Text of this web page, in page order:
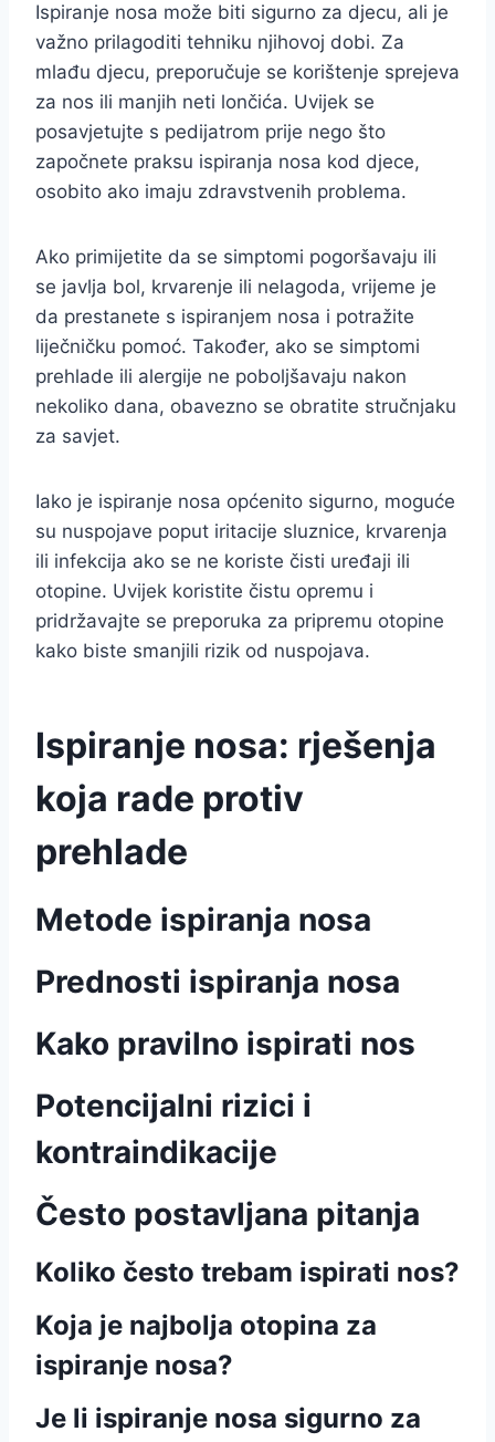
Ispiranje nosa može biti sigurno za djecu, ali je
važno prilagoditi tehniku njihovoj dobi. Za
mlađu djecu, preporučuje se korištenje sprejeva
za nos ili manjih neti lončića. Uvijek se
posavjetujte s pedijatrom prije nego što
započnete praksu ispiranja nosa kod djece,
osobito ako imaju zdravstvenih problema.
Ako primijetite da se simptomi pogoršavaju ili
se javlja bol, krvarenje ili nelagoda, vrijeme je
da prestanete s ispiranjem nosa i potražite
liječničku pomoć. Također, ako se simptomi
prehlade ili alergije ne poboljšavaju nakon
nekoliko dana, obavezno se obratite stručnjaku
za savjet.
Iako je ispiranje nosa općenito sigurno, moguće
su nuspojave poput iritacije sluznice, krvarenja
ili infekcija ako se ne koriste čisti uređaji ili
otopine. Uvijek koristite čistu opremu i
pridržavajte se preporuka za pripremu otopine
kako biste smanjili rizik od nuspojava.
Ispiranje nosa: rješenja
koja rade protiv
prehlade
Metode ispiranja nosa
Prednosti ispiranja nosa
Kako pravilno ispirati nos
Potencijalni rizici i
kontraindikacije
Često postavljana pitanja
Koliko često trebam ispirati nos?
Koja je najbolja otopina za
ispiranje nosa?
Je li ispiranje nosa sigurno za